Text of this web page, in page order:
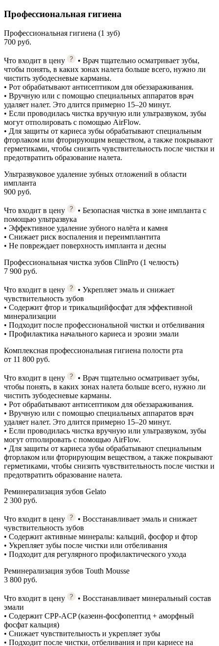
Профессиональная гигиена
Профессиональная гигиена (1 зуб)
700 руб.
Что входит в цену
• Врач тщательно осматривает зубы,
чтобы понять, в каких зонах налета больше всего, нужно ли
чистить зубодесневые карманы.
• Рот обрабатывают антисептиком для обеззараживания.
• Вручную или с помощью специальных аппаратов врач
удаляет налет. Это длится примерно 15–20 минут.
• Если проводилась чистка вручную или ультразвуком, зубы
могут отполировать с помощью AirFlow.
• Для защиты от кариеса зубы обрабатывают специальным
фторлаком или фторирующим веществом, а также покрывают
герметиками, чтобы снизить чувствительность после чистки и
предотвратить образование налета.
Ультразвуковое удаление зубных отложений в области
импланта
900 руб.
Что входит в цену
• Безопасная чистка в зоне импланта с
помощью ультразвука
• Эффективное удаление зубного налёта и камня
• Снижает риск воспаления и переимплантита
• Не повреждает поверхность импланта и десны
Профессиональная чистка зубов ClinPro (1 челюсть)
7 900 руб.
Что входит в цену
• Укрепляет эмаль и снижает
чувствительность зубов
• Содержит фтор и трикальцийфосфат для эффективной
минерализации
• Подходит после профессиональной чистки и отбеливания
• Профилактика начального кариеса и эрозии эмали
Комплексная профессиональная гигиена полости рта
от 11 800 руб.
Что входит в цену
• Врач тщательно осматривает зубы,
чтобы понять, в каких зонах налета больше всего, нужно ли
чистить зубодесневые карманы.
• Рот обрабатывают антисептиком для обеззараживания.
• Вручную или с помощью специальных аппаратов врач
удаляет налет. Это длится примерно 15–20 минут.
• Если проводилась чистка вручную или ультразвуком, зубы
могут отполировать с помощью AirFlow.
• Для защиты от кариеса зубы обрабатывают специальным
фторлаком или фторирующим веществом, а также покрывают
герметиками, чтобы снизить чувствительность после чистки и
предотвратить образование налета.
Реминерализация зубов Gelato
2 300 руб.
Что входит в цену
• Восстанавливает эмаль и снижает
чувствительность зубов
• Содержит активные минералы: кальций, фосфор и фтор
• Укрепляет зубы после чистки или отбеливания
• Подходит для регулярного профилактического ухода
Реминерализация зубов Touth Mousse
3 800 руб.
Что входит в цену
• Восстанавливает минеральный состав
эмали
• Содержит CPP-ACP (казеин-фосфопептид + аморфный
фосфат кальция)
• Снижает чувствительность и укрепляет зубы
• Подходит после чистки, отбеливания и при кариесе на